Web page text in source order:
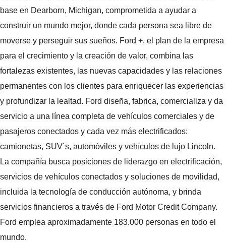
base en Dearborn, Michigan, comprometida a ayudar a
construir un mundo mejor, donde cada persona sea libre de
moverse y perseguir sus sueños. Ford +, el plan de la empresa
para el crecimiento y la creación de valor, combina las
fortalezas existentes, las nuevas capacidades y las relaciones
permanentes con los clientes para enriquecer las experiencias
y profundizar la lealtad. Ford diseña, fabrica, comercializa y da
servicio a una línea completa de vehículos comerciales y de
pasajeros conectados y cada vez más electrificados:
camionetas, SUV´s, automóviles y vehículos de lujo Lincoln.
La compañía busca posiciones de liderazgo en electrificación,
servicios de vehículos conectados y soluciones de movilidad,
incluida la tecnología de conducción autónoma, y ​​brinda
servicios financieros a través de Ford Motor Credit Company.
Ford emplea aproximadamente 183.000 personas en todo el
mundo.